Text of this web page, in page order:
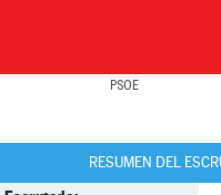
PSOE
RESUMEN DEL